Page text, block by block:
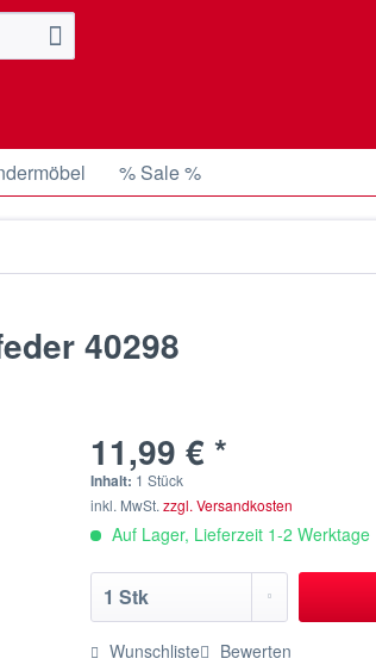
% Sale %
40298
11,99 € *
Inhalt: 1 Stück
inkl. MwSt.zzgl. Versandkosten
Auf Lager, Lieferzeit 1-2 Werktage
Wunschliste Bewerten